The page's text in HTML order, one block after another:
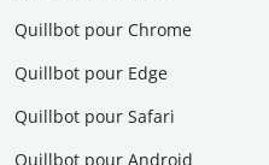
Quillbot pour Chrome
Quillbot pour Edge
Quillbot pour Safari
Quillbot pour Android